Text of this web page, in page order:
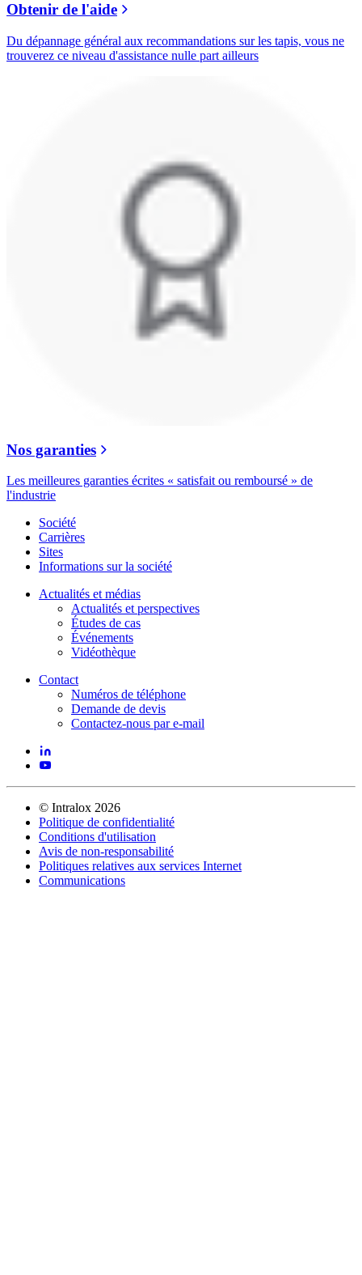
Obtenir de l'aide
Du dépannage général aux recommandations sur les tapis, vous ne
trouverez ce niveau d'assistance nulle part ailleurs
Nos garanties
Les meilleures garanties écrites « satisfait ou remboursé » de
l'industrie
Société
Carrières
Sites
Informations sur la société
Actualités et médias
Actualités et perspectives
Études de cas
Événements
Vidéothèque
Contact
Numéros de téléphone
Demande de devis
Contactez-nous par e-mail
© Intralox 2026
Politique de confidentialité
Conditions d'utilisation
Avis de non-responsabilité
Politiques relatives aux services Internet
Communications